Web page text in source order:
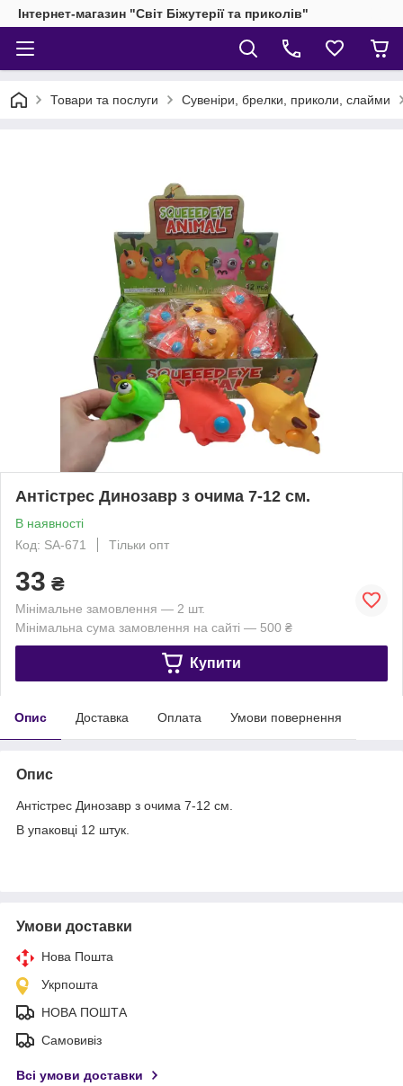
Інтернет-магазин "Світ Біжутерії та приколів"
Товари та послуги Сувеніри, брелки, приколи, слайми
Антістрес Динозавр з очима 7-12 см.
В наявності
Код: SA-671
Тільки опт
33 ₴
Мінімальне замовлення — 2 шт.
Мінімальна сума замовлення на сайті — 500 ₴
Купити
Опис Доставка Оплата Умови повернення
Опис
Антістрес Динозавр з очима 7-12 см.
В упаковці 12 штук.
Умови доставки
Нова Пошта
Укрпошта
НОВА ПОШТА
Самовивіз
Всі умови доставки